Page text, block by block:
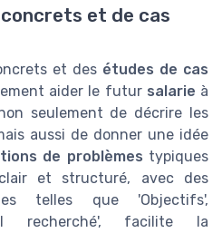
et de cas
et des études de cas
aider le futur salarie à
seulement de décrire les
aussi de donner une idée
de problèmes typiques
et structuré, avec des
telles que 'Objectifs',
recherché', facilite la